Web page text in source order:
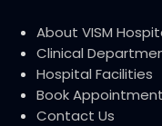
About VISM
Clinical
Hospital Facilities
Book
Contact Us